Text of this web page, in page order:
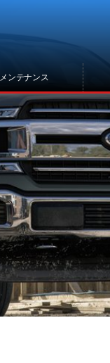
メンテナンス